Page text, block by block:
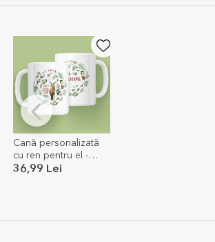
Cană personalizată
cu ren pentru el -
model de Crăciun
36,99 Lei